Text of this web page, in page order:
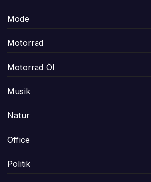
Mode
Motorrad
Motorrad Öl
Musik
Natur
Office
Politik